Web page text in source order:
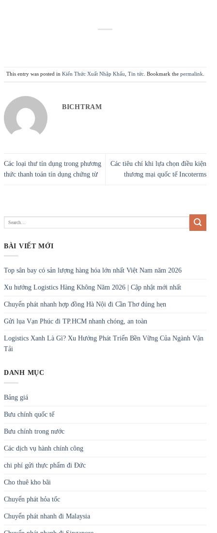
This entry was posted in Kiến Thức Xuất Nhập Khẩu Tin tức. Bookmark the permalink
BICHTRAM
Các loại thư tín dụng trong phương
thức thanh toán tín dụng chứng từ
Các tiêu chí khi lựa chọn điều kiện
thương mại quốc tế Incoterms
BÀI VIẾT MỚI
Top sân bay có sản lượng hàng hóa lớn nhất Việt Nam năm 2026
Xu hướng Logistics Hàng Không Năm 2026 | Cập nhật mới nhất
Chuyển phát nhanh hợp đồng Hà Nội đi Cần Thơ đúng hẹn
Gửi lụa Vạn Phúc đi TP.HCM nhanh chóng, an toàn
Logistics Xanh Là Gì? Xu Hướng Phát Triển Bền Vững Của Ngành Vận
Tải
DANH MỤC
Bảng giá
Bưu chính quốc tế
Bưu chính trong nước
Các dịch vụ hành chính công
chi phí gửi thực phẩm đi Đức
Cho thuê kho bãi
Chuyển phát hỏa tốc
Chuyển phát nhanh đi Malaysia